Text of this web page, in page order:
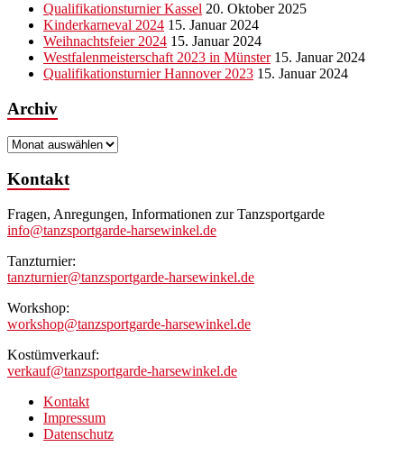
Qualifikationsturnier Kassel 20. Oktober 2025
Kinderkarneval 2024 15. Januar 2024
Weihnachtsfeier 2024 15. Januar 2024
Westfalenmeisterschaft 2023 in Münster 15. Januar 2024
Qualifikationsturnier Hannover 2023 15. Januar 2024
Archiv
Archiv
Kontakt
Fragen, Anregungen, Informationen zur Tanzsportgarde
info@tanzsportgarde-harsewinkel.de
Tanzturnier:
tanzturnier@tanzsportgarde-harsewinkel.de
Workshop:
workshop@tanzsportgarde-harsewinkel.de
Kostümverkauf:
verkauf@tanzsportgarde-harsewinkel.de
Kontakt
Impressum
Datenschutz